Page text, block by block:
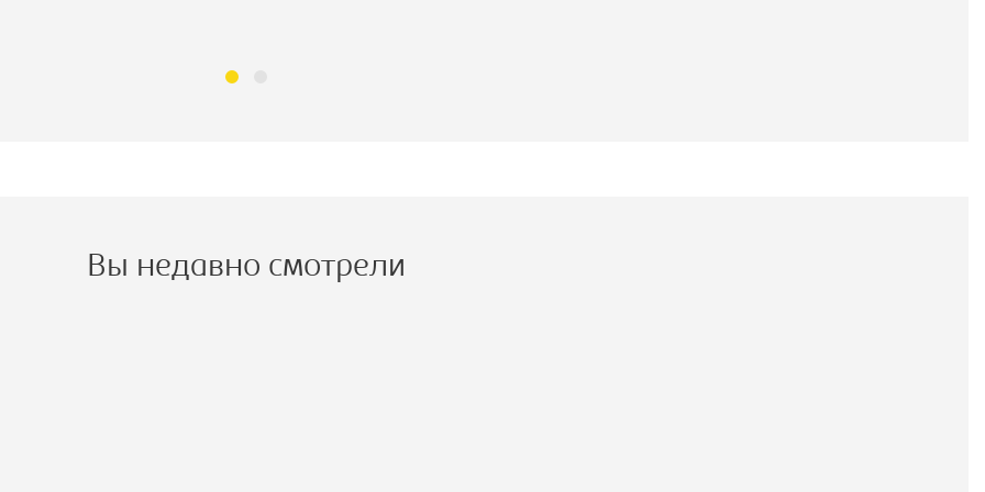
Вы недавно смотрели